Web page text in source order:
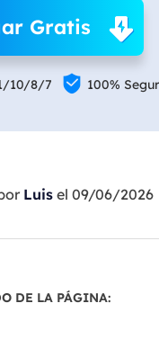
Gratis
10/8/7  100%
Luis el 09/06/2026
DE LA PÁGINA: